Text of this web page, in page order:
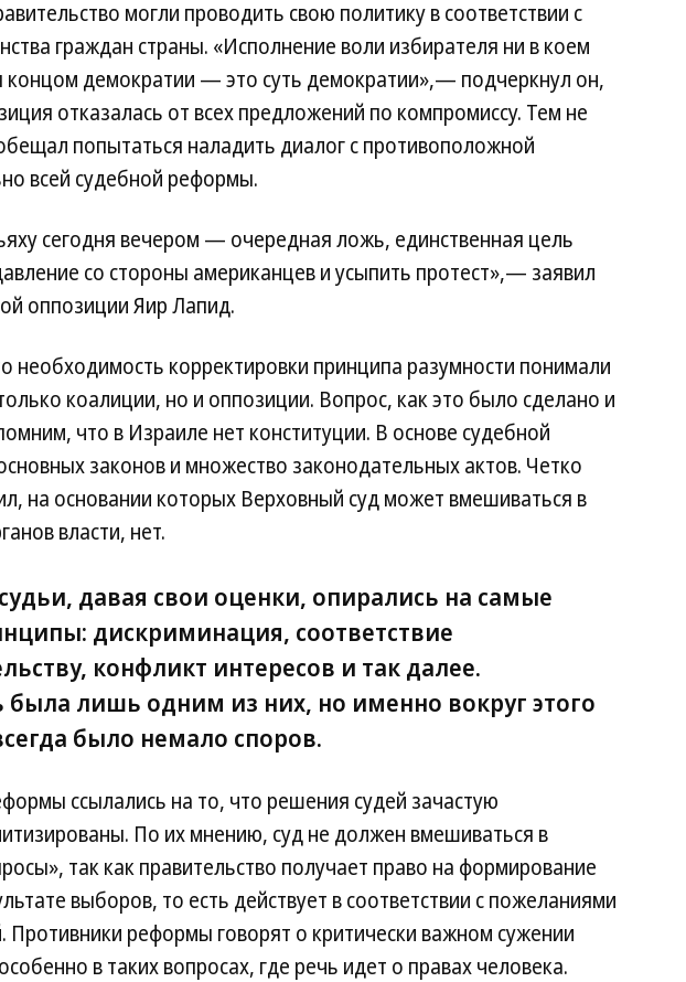
могли проводить свою политику в соответствии с
граждан страны. «Исполнение воли избирателя ни в коем
концом демократии — это суть демократии»,— подчеркнул он,
отказалась от всех предложений по компромиссу. Тем не
попытаться наладить диалог с противоположной
всей судебной реформы.
сегодня вечером — очередная ложь, единственная цель
со стороны американцев и усыпить протест»,— заявил
оппозиции Яир Лапид.
необходимость корректировки принципа разумности понимали
коалиции, но и оппозиции. Вопрос, как это было сделано и
что в Израиле нет конституции. В основе судебной
законов и множество законодательных актов. Четко
на основании которых Верховный суд может вмешиваться в
власти, нет.
давая свои оценки, опирались на самые
дискриминация, соответствие
конфликт интересов и так далее.
была лишь одним из них, но именно вокруг этого
было немало споров.
ссылались на то, что решения судей зачастую
По их мнению, суд не должен вмешиваться в
так как правительство получает право на формирование
выборов, то есть действует в соответствии с пожеланиями
Противники реформы говорят о критически важном сужении
в таких вопросах, где речь идет о правах человека.